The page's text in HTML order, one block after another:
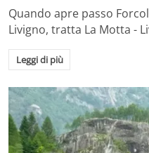
Quando apre passo
Livigno, tratta La Motta -
Leggi di più